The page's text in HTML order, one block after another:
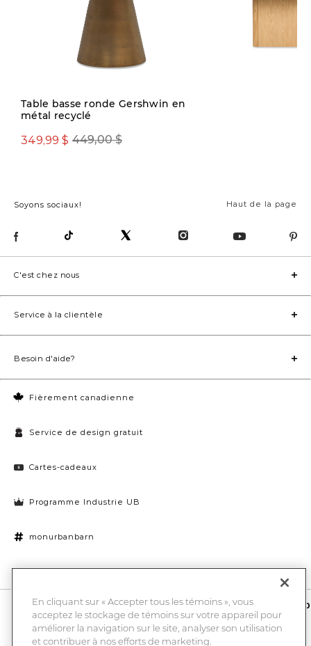
Table basse ronde Gershwin en
métal recyclé
449,00 $
349,99 $
Haut de la page
Soyons sociaux!
Fièrement canadienne
Service de design gratuit
Cartes-cadeaux
Programme Industrie UB
monurbanbarn
Paramètres des témoins
C'est chez nous
Service à la clientèle
Besoin d'aide?
10 % de rabais et la chance de gagner une carte-cadeau UB de 1000
Entrez
votre
En cliquant sur « Accepter tous les témoins », vous
acceptez le stockage de témoins sur votre appareil pour
améliorer la navigation sur le site, analyser son utilisation
et contribuer à nos efforts de marketing.